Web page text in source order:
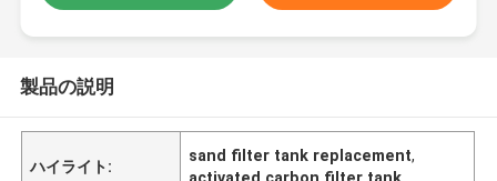
製品の説明
ハイライト:
sand filter tank replacement,
activated carbon filter tank